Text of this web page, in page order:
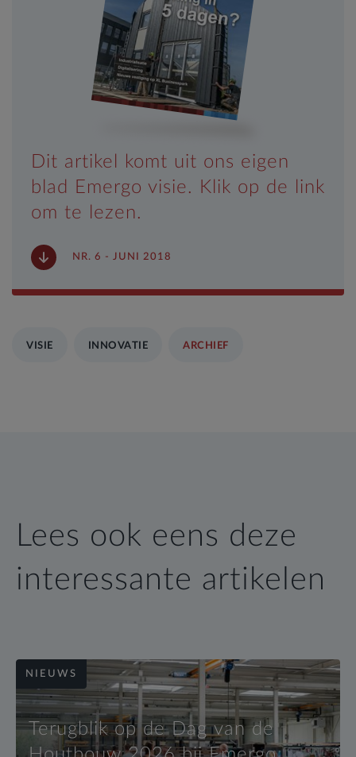
Dit artikel komt uit ons eigen
blad Emergo visie. Klik op de link
om te lezen.
NR. 6 - JUNI 2018
VISIE INNOVATIE ARCHIEF
Lees ook eens deze
interessante artikelen
NIEUWS
Terugblik op de Dag van de